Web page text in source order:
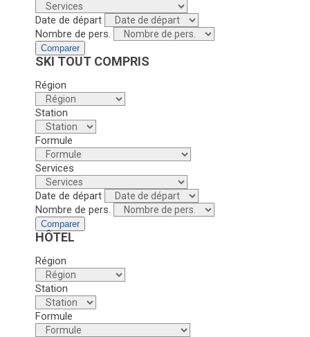
Date de départ
Nombre de pers.
Comparer
SKI TOUT COMPRIS
Région
Station
Formule
Services
Date de départ
Nombre de pers.
Comparer
HÔTEL
Région
Station
Formule